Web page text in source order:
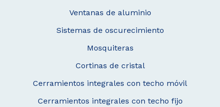
Ventanas de aluminio
Sistemas de oscurecimiento
Mosquiteras
Cortinas de cristal
Cerramientos integrales con techo móvil
Cerramientos integrales con techo fijo